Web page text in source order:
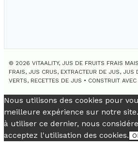
© 2026 VITAALITY, JUS DE FRUITS FRAIS
FRAIS, JUS CRUS, EXTRACTEUR DE JUS, JUS
VERTS, RECETTES DE JUS • CONSTRUIT AVEC
Nous utilisons des cookies pour
meilleure expérience sur notre
à utiliser ce dernier, nous
acceptez l'utilisation des cookies.